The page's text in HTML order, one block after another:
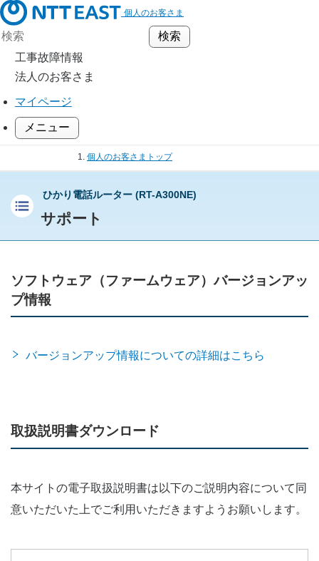
個人のお客さま
工事故障情報
法人のお客さま
マイページ
メニュー
個人のお客さまトップ
ホームゲートウェイ／ひかり電話ルーター
ひかり電話ルーター (RT-A300NE)
ひかり電話ルーター (RT-A300NE)
サポート
ソフトウェア（ファームウェア）バージョンアッ
プ情報
バージョンアップ情報についての詳細はこちら
取扱説明書ダウンロード
本サイトの電子取扱説明書は以下のご説明内容について同
意いただいた上でご利用いただきますようお願いします。